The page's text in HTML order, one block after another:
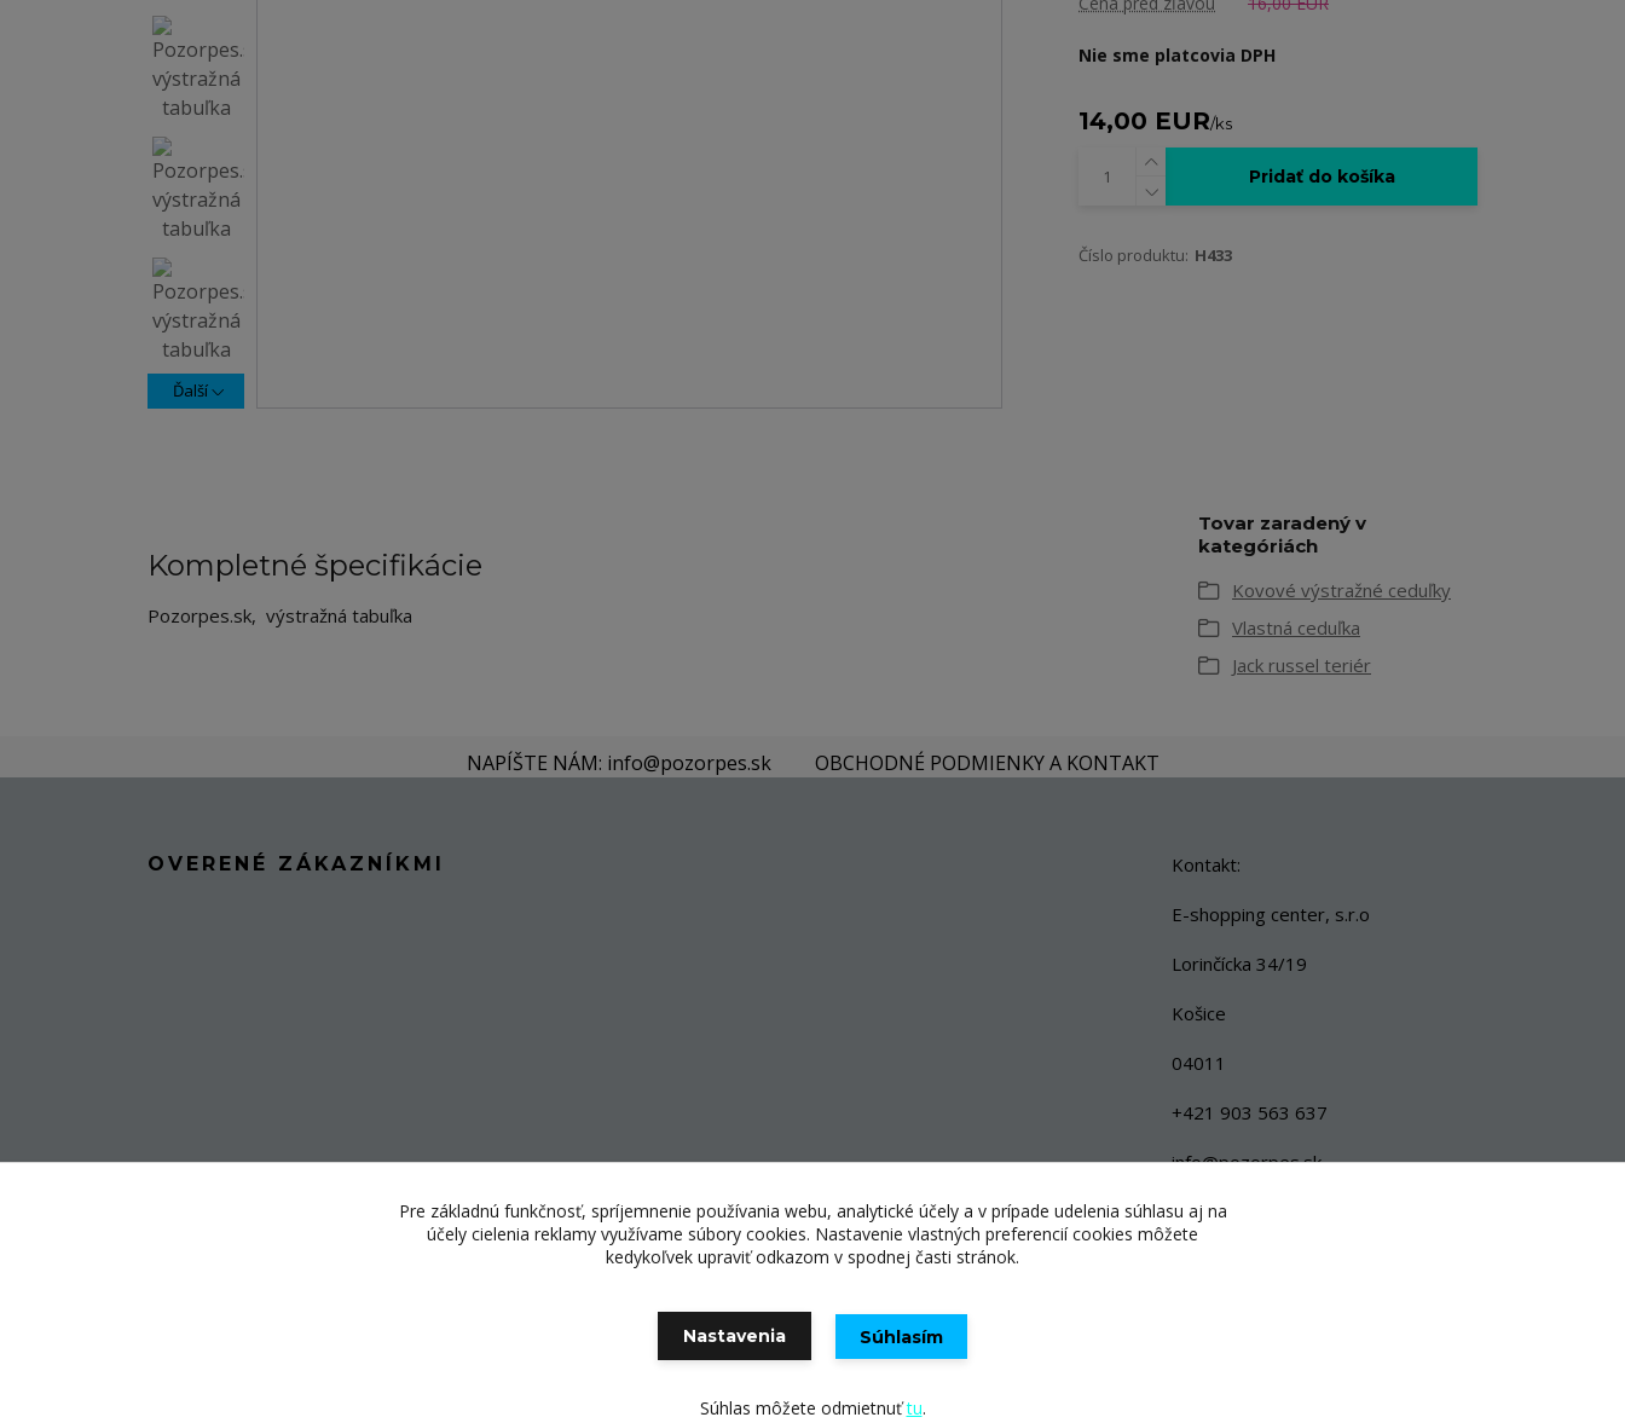
Ďalší
Nie sme platcovia DPH
14,00 EUR/ks
Pridať do košíka
Číslo produktu: H433
Kompletné špecifikácie
Pozorpes.sk, výstražná tabuľka
Tovar zaradený v
kategóriách
Kovové výstražné ceduľky
Vlastná ceduľka
Jack russel teriér
NAPÍŠTE NÁM: info@pozorpes.sk OBCHODNÉ PODMIENKY A KONTAKT
OVERENÉ ZÁKAZNÍKMI Kontakt:
E-shopping center, s.r.o
Lorinčícka 34/19
Košice
04011
+421 903 563 637
info@pozorpes.sk
© Copyright 2025 E-shopping center, s.r.o.
Vytvorené na
Pre základnú funkčnosť, spríjemnenie používania webu, analytické účely a v prípade udelenia súhlasu aj na
účely cielenia reklamy využívame súbory cookies. Nastavenie vlastných preferencií cookies môžete
kedykoľvek upraviť odkazom v spodnej časti stránok.
Nastavenia Súhlasím
Súhlas môžete odmietnuťtu.